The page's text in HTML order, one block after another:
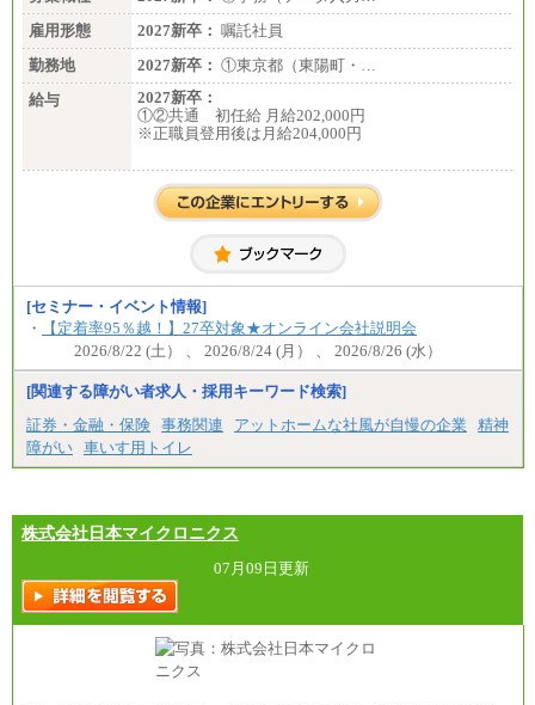
雇用形態
2027新卒： 嘱託社員
勤務地
2027新卒： ①東京都（東陽町・…
給与
2027新卒：
①②共通 初任給 月給202,000円
※正職員登用後は月給204,000円
[セミナー・イベント情報]
・
【定着率95％越！】27卒対象★オンライン会社説明会
2026/8/22 (土） 、 2026/8/24 (月） 、 2026/8/26 (水）
[関連する障がい者求人・採用キーワード検索]
証券・金融・保険 事務関連 アットホームな社風が自慢の企業
精神
障がい 車いす用トイレ
株式会社日本マイクロニクス
07月09日更新